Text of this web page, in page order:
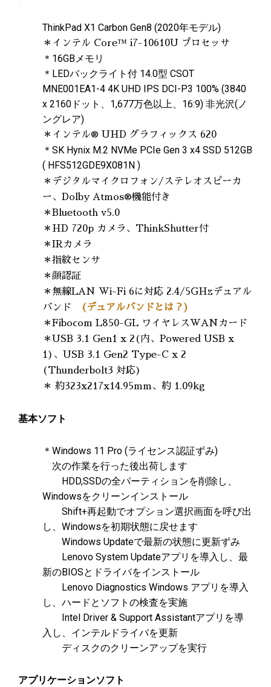
ThinkPad X1 Carbon Gen8 (2020年モデル)
＊インテル Core™ i7-10610U プロセッサ
＊16GBメモリ
＊LEDバックライト付 14.0型 CSOT
MNE001EA1-4 4K UHD IPS DCI-P3 100% (3840
x 2160ドット、1,677万色以上、16:9) 非光沢(ノ
ングレア)
＊インテル® UHD グラフィックス 620
＊SK Hynix M.2 NVMe PCIe Gen 3 x4 SSD 512GB
( HFS512GDE9X081N )
＊デジタルマイクロフォン/ステレオスピーカ
ー、Dolby Atmos®機能付き
＊Bluetooth v5.0
＊HD 720p カメラ、ThinkShutter付
＊IRカメラ
＊指紋センサ
＊顔認証
＊無線LAN Wi-Fi 6に対応 2.4/5GHzデュアル
バンド
(デュアルバンドとは？)
＊Fibocom L850-GL ワイヤレスWANカード
＊USB 3.1 Gen1 x 2(内、Powered USB x
1)、USB 3.1 Gen2 Type-C x 2
(Thunderbolt3 対応)
＊ 約323x217x14.95mm、約 1.09kg
基本ソフト
＊Windows 11 Pro (ライセンス認証ずみ)
次の作業を行った後出荷します
HDD,SSDの全パーティションを削除し、
Windowsをクリーンインストール
Shift+再起動でオプション選択画面を呼び出
し、Windowsを初期状態に戻せます
Windows Updateで最新の状態に更新ずみ
Lenovo System Updateアプリを導入し、最
新のBIOSとドライバをインストール
Lenovo Diagnostics Windows アプリを導入
し、ハードとソフトの検査を実施
Intel Driver & Support Assistantアプリを導
入し、インテルドライバを更新
ディスクのクリーンアップを実行
アプリケーションソフト